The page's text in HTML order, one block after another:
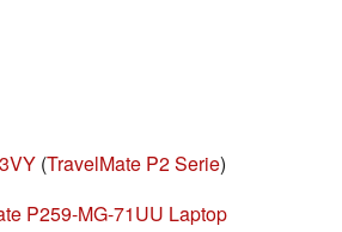
(TravelMate P2 Serie)
P259-MG-71UU Laptop